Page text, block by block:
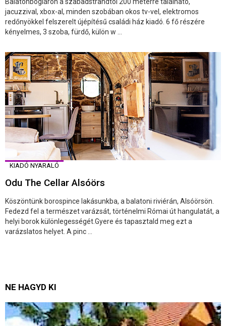
jacuzzival, xbox-al, minden szobában okos tv-vel, elektromos
redőnyökkel felszerelt újépítésű családi ház kiadó. 6 fő részére
kényelmes, 3 szoba, fürdő, külön w ...
KIADÓ NYARALÓ
Odu The Cellar Alsóörs
Köszöntünk borospince lakásunkba, a balatoni riviérán, Alsóörsön.
Fedezd fel a természet varázsát, történelmi Római út hangulatát, a
helyi borok különlegességét.Gyere és tapasztald meg ezt a
varázslatos helyet. A pinc ...
NE HAGYD KI